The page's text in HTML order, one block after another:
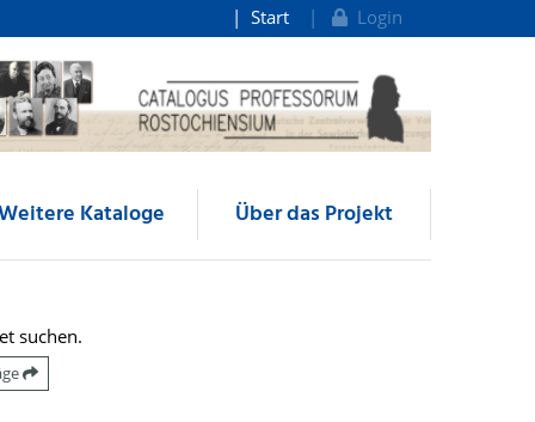
Start Login
Kataloge Über das Projekt
suchen.